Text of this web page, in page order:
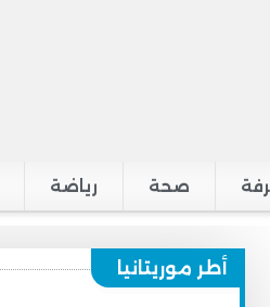
صحة رياضة
أطر موريتانيا